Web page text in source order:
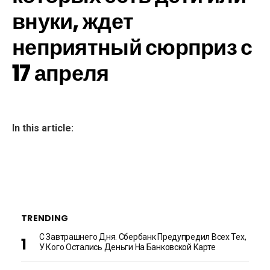
внуки, ждет
неприятный сюрприз с
17 апреля
In this article:
TRENDING
С Завтрашнего Дня. Сбербанк Предупредил Всех Тех,
У Кого Остались Деньги На Банковской Карте